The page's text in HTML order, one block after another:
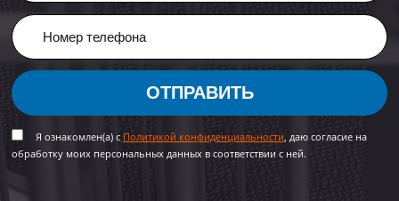
ОТПРАВИТЬ
Я ознакомлен(а) с Политикой конфиденциальности, даю согласие на
обработку моих персональных данных в соответствии с ней.